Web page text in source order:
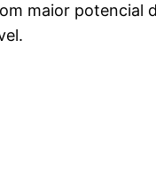
maior